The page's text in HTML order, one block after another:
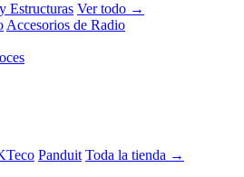
Estructuras Ver todo →
Accesorios de Radio
Panduit Toda la tienda →